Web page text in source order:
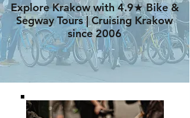
Explore Krakow with 4.9★ Bike &
Segway Tours | Cruising Krakow
since 2006